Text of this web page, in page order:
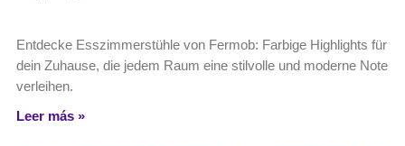
Entdecke Esszimmerstühle von Fermob: Farbige Highlights für
dein Zuhause, die jedem Raum eine stilvolle und moderne Note
verleihen.
Leer más »